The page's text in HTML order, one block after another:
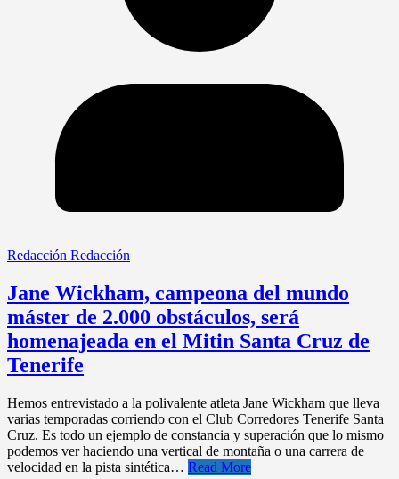
Redacción Redacción
Jane Wickham, campeona del mundo
máster de 2.000 obstáculos, será
homenajeada en el Mitin Santa Cruz de
Tenerife
Hemos entrevistado a la polivalente atleta Jane Wickham que lleva
varias temporadas corriendo con el Club Corredores Tenerife Santa
Cruz. Es todo un ejemplo de constancia y superación que lo mismo
podemos ver haciendo una vertical de montaña o una carrera de
velocidad en la pista sintética… Read More